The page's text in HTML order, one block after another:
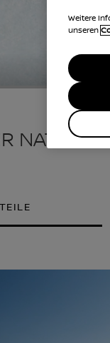
NATUR
Weitere
unseren